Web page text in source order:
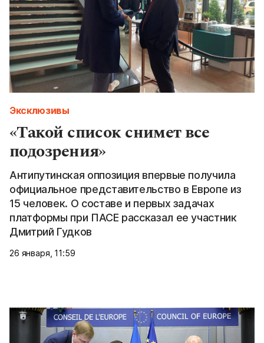
Эксклюзивы
«Такой список снимет все
подозрения»
Антипутинская оппозиция впервые получила
официальное представительство в Европе из
15 человек. О составе и первых задачах
платформы при ПАСЕ рассказал ее участник
Дмитрий Гудков
26 января, 11:59